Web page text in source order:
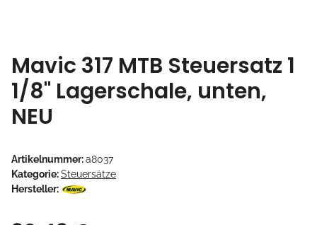
Mavic 317 MTB Steuersatz 1
1/8" Lagerschale, unten,
NEU
Artikelnummer:a8037
Kategorie:Steuersätze
Hersteller: